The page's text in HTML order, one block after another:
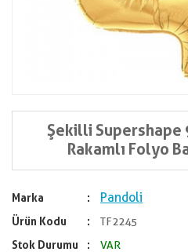
Şekilli Supershape
Rakamlı Folyo
Marka Pandoli
Ürün Kodu
TF2245
Stok Durumu
VAR